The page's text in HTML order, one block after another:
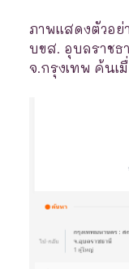
ภาพแสดงตัวอย่
บขส. อุบลราชธ
จ.กรุงเทพ ค้นเ